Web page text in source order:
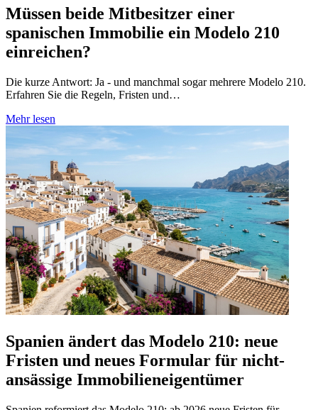
Müssen beide Mitbesitzer einer
spanischen Immobilie ein Modelo 210
einreichen?
Die kurze Antwort: Ja - und manchmal sogar mehrere Modelo 210.
Erfahren Sie die Regeln, Fristen und…
Mehr lesen
Spanien ändert das Modelo 210: neue
Fristen und neues Formular für nicht-
ansässige Immobilieneigentümer